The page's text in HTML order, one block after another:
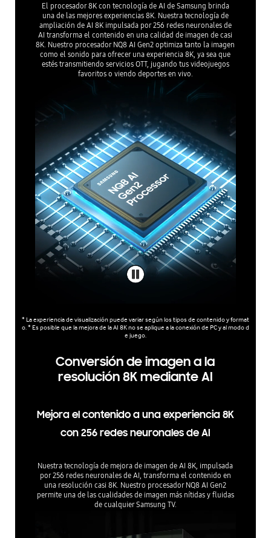
El procesador 8K con tecnología de AI de Samsung brinda
una de las mejores experiencias 8K. Nuestra tecnología de
ampliación de AI 8K impulsada por 256 redes neuronales de
AI transforma el contenido en una calidad de imagen de casi
8K. Nuestro procesador NQ8 AI Gen2 optimiza tanto la imagen
como el sonido para ofrecer una experiencia 8K, ya sea que
estés transmitiendo servicios OTT, jugando tus videojuegos
favoritos o viendo deportes en vivo.
* La experiencia de visualización puede variar según los tipos de contenido y format
o. * Es posible que la mejora de la AI 8K no se aplique a la conexión de PC y al modo d
e juego.
Conversión de imagen a la
resolución 8K mediante AI
Mejora el contenido a una experiencia 8K
con 256 redes neuronales de AI
Nuestra tecnología de mejora de imagen de AI 8K, impulsada
por 256 redes neuronales de AI, transforma el contenido en
una resolución casi 8K. Nuestro procesador NQ8 AI Gen2
permite una de las cualidades de imagen más nítidas y fluidas
de cualquier Samsung TV.